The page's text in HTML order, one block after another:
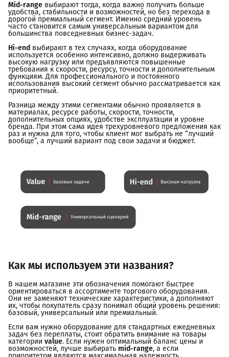
Mid-range выбирают тогда, когда важно получить больше
удобства, стабильности и возможностей, но без перехода в
дорогой премиальный сегмент. Именно средний уровень
часто становится самым универсальным вариантом для
большинства повседневных бизнес-задач.
Hi-end выбирают в тех случаях, когда оборудование
используется особенно интенсивно, должно выдерживать
высокую нагрузку или предъявляются повышенные
требования к скорости, ресурсу, точности и дополнительным
функциям. Для профессионального и постоянного
использования высокий сегмент обычно рассматривается как
приоритетный.
Разница между этими сегментами обычно проявляется в
материалах, ресурсе работы, скорости, точности,
дополнительных опциях, удобстве эксплуатации и уровне
бренда. При этом сама идея трехуровневого предложения как
раз и нужна для того, чтобы клиент мог выбрать не “лучший
вообще”, а лучший вариант под свои задачи и бюджет.
Как мы используем эти названия?
В нашем магазине эти обозначения помогают быстрее
ориентироваться в ассортименте торгового оборудования.
Они не заменяют технические характеристики, а дополняют
их, чтобы покупатель сразу понимал общий уровень решения:
базовый, универсальный или премиальный.
Если вам нужно оборудование для стандартных ежедневных
задач без переплаты, стоит обратить внимание на товары
категории value. Если нужен оптимальный баланс цены и
возможностей, лучше выбирать mid-range, а если